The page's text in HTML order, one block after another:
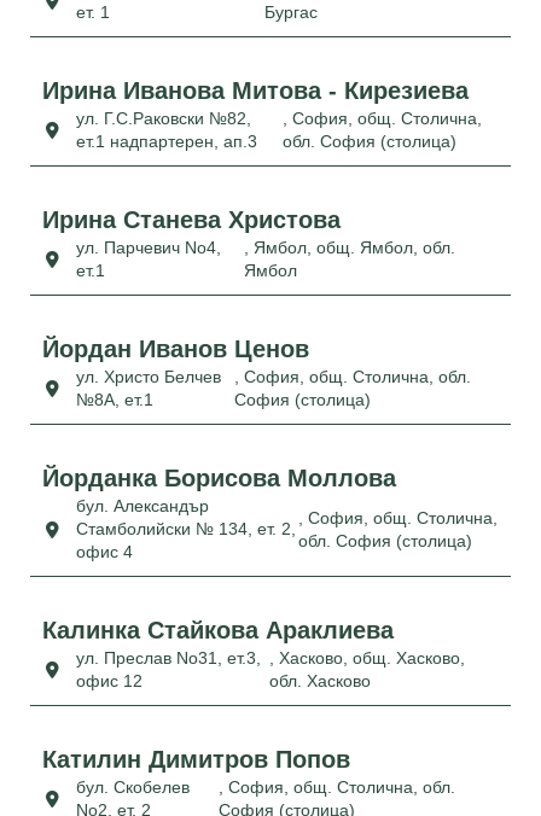
ет. 1
Бургас
Ирина Иванова Митова - Кирезиева
ул. Г.С.Раковски №82,
ет.1 надпартерен, ап.3
, София, общ. Столична,
обл. София (столица)
Ирина Станева Христова
ул. Парчевич No4,
ет.1
, Ямбол, общ. Ямбол, обл.
Ямбол
Йордан Иванов Ценов
ул. Христо Белчев
№8А, ет.1
, София, общ. Столична, обл.
София (столица)
Йорданка Борисова Моллова
бул. Александър
Стамболийски № 134, ет. 2,
офис 4
, София, общ. Столична,
обл. София (столица)
Калинка Стайкова Араклиева
ул. Преслав No31, ет.3,
офис 12
, Хасково, общ. Хасково,
обл. Хасково
Катилин Димитров Попов
бул. Скобелев
No2, ет. 2
, София, общ. Столична, обл.
София (столица)